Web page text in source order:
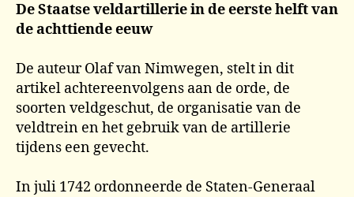
De Staatse veldartillerie in de eerste helft van
de achttiende eeuw
De auteur Olaf van Nimwegen, stelt in dit
artikel achtereenvolgens aan de orde, de
soorten veldgeschut, de organisatie van de
veldtrein en het gebruik van de artillerie
tijdens een gevecht.
In juli 1742 ordonneerde de Staten-Generaal